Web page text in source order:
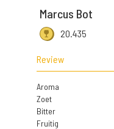
Marcus Bot
20.435
Review
Aroma
Zoet
Bitter
Fruitig